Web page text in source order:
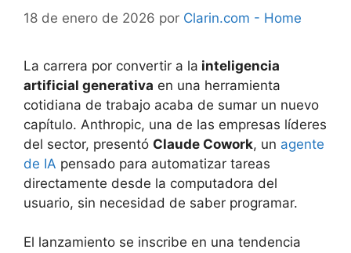
18 de enero de 2026 por Clarin.com - Home
La carrera por convertir a la inteligencia
artificial generativa en una herramienta
cotidiana de trabajo acaba de sumar un nuevo
capítulo. Anthropic, una de las empresas líderes
del sector, presentó Claude Cowork, un agente
de IA pensado para automatizar tareas
directamente desde la computadora del
usuario, sin necesidad de saber programar.
El lanzamiento se inscribe en una tendencia